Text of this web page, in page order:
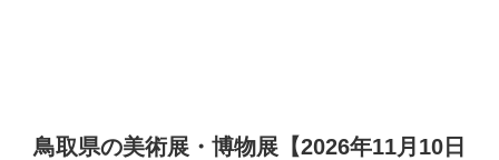
鳥取県の美術展・博物展【2026年11月10日